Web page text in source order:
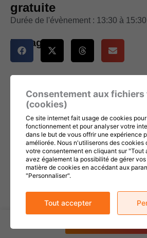
gratuite
Durée de l'évènement : 13:30 à 15:30
Partager :
Consentement aux fichiers
(cookies)
Ce site internet fait usage de cookies
fonctionnement et pour analyser votre
dans le but de vous offrir une expérience
améliorée. Nous n'utiliserons des cookies
votre consentement en cliquant sur "Tout
avez également la possibilité de gérer
matière de cookies en accédant aux
"Personnaliser".
Tout accepter